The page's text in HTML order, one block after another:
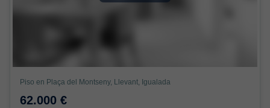
Piso en Plaça del Montseny, Llevant, Igualada
62.000 €